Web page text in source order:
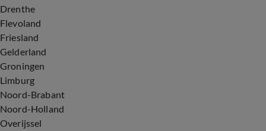
Drenthe
Flevoland
Friesland
Gelderland
Groningen
Limburg
Noord-Brabant
Noord-Holland
Overijssel